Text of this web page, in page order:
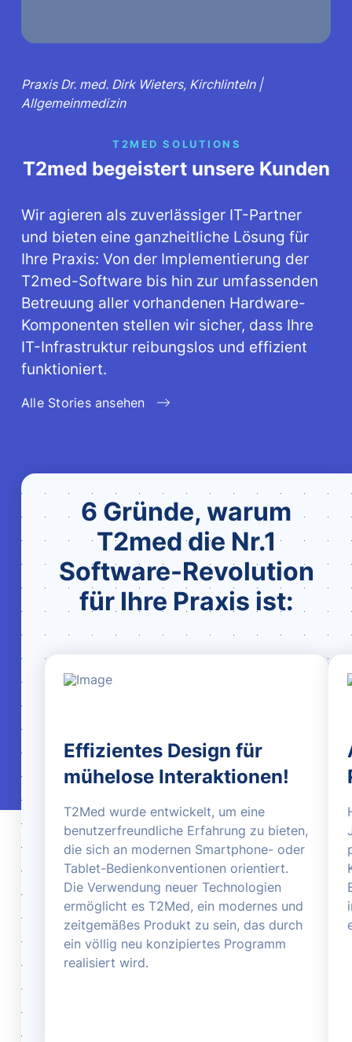
Praxis Dr. med. Dirk Wieters, Kirchlinteln |
Allgemeinmedizin
T2MED SOLUTIONS
T2med begeistert unsere Kunden
Wir agieren als zuverlässiger IT-Partner
und bieten eine ganzheitliche Lösung für
Ihre Praxis: Von der Implementierung der
T2med-Software bis hin zur umfassenden
Betreuung aller vorhandenen Hardware-
Komponenten stellen wir sicher, dass Ihre
IT-Infrastruktur reibungslos und effizient
funktioniert.
Alle Stories ansehen
6 Gründe, warum
T2med die Nr.1
Software-Revolution
für Ihre Praxis ist:
Effizientes Design für
mühelose Interaktionen!
T2Med wurde entwickelt, um eine
benutzerfreundliche Erfahrung zu bieten,
die sich an modernen Smartphone- oder
Tablet-Bedienkonventionen orientiert.
Die Verwendung neuer Technologien
ermöglicht es T2Med, ein modernes und
zeitgemäßes Produkt zu sein, das durch
ein völlig neu konzipiertes Programm
realisiert wird.